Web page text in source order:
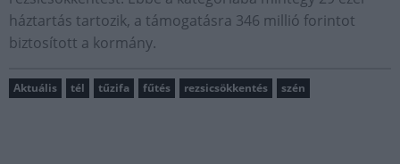
háztartás tartozik, a támogatásra 346 millió forintot
biztosított a kormány.
Aktuális tél tűzifa fűtés rezsicsökkentés szén